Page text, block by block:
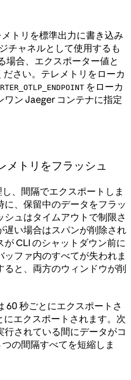
トリを標準出力に書き込み
チャネルとして使用するも
場合、エクスポーター値と
ださい。テレメトリをローカ
をローカ
ン Jaeger コンテナに指定
メトリをフラッシュ
、間隔でエクスポートしま
、保留中のデータをフラッ
ュはタイムアウトで制限さ
い場合はスパンが削除され
CLI のシャットダウン前に
ファ内のすべてが失われま
と、両方のウィンドウが削
60 秒ごとにエクスポートさ
エクスポートされます。次
されている間にデータがコ
の間隔すべてを短縮しま